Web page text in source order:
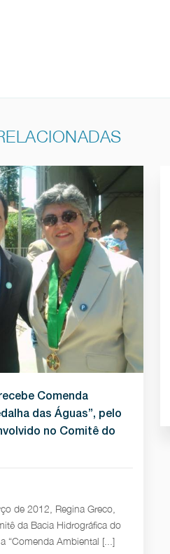
Comenda
das Águas”, pelo
no Comitê do
de 2012, Regina Greco,
da Bacia Hidrográfica do
“Comenda Ambiental [...]